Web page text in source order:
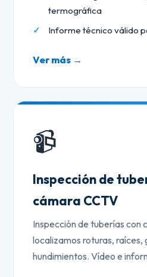
termográfica
Informe técnico válido
Ver más →
📹
Inspección de
cámara CCTV
Inspección de tuberías con
localizamos roturas, raíces,
hundimientos. Vídeo e